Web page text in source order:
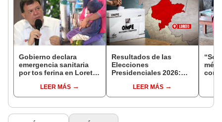
Gobierno declara
emergencia sanitaria
por tos ferina en Loreto
indígenasLEER MÁS
Resultados de las
Elecciones
Presidenciales 2026:
según conteo OFICIAL
de la ONPE al 100%?
LEER MÁS
tos